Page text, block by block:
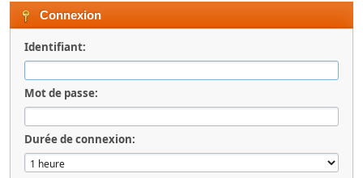
Connexion
Identifiant:
Mot de passe:
Durée de connexion: